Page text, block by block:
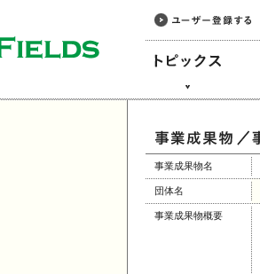
事業成果物名
団体名
事業成果物概要